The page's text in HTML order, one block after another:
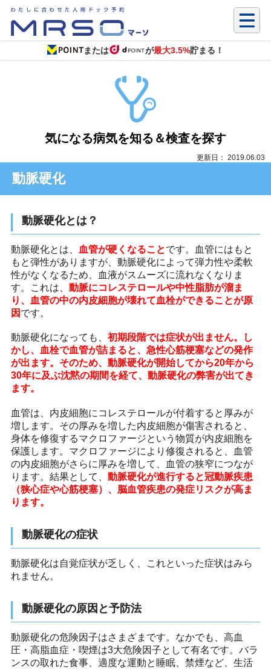
または が最大3.5%貯まる！
気になる病気を知る＆検査を探す
更新日： 2019.06.03
動脈硬化
動脈硬化とは？
動脈硬化とは、 血管が硬くなることです。血管にはもと
もと弾性がありますが、動脈硬化によって弾力性や柔軟
性がなくなるため、血液がスムーズに流れなくなりま
す。これは、 動脈にコレステロールや中性脂肪が溜ま
り、血管の中の内皮細胞が壊れて血栓ができることが原
因 です。
動脈硬化になっても、 初期段階では症状が出ません。し
かし、血栓で血管が詰まると、急性心筋梗塞などの発作
が出ます。そのため、動脈硬化が開始してから20年から
30年に及ぶ沈黙の期間を経て、動脈硬化の弊害が出てき
ます。
血管は、内皮細胞にコレステロールが付着すると厚みが
増します。その厚みを増した内皮細胞が傷害されると、
身体を修復するマクロファージという物質が内皮細胞を
保護します。マクロファージにより修復されると、血管
の内皮細胞がさらに厚みを増して、血管の狭窄につなが
ります。結果として、 動脈硬化が進行すると冠動脈疾患
（狭心症や心筋梗塞）、脳血管疾患の発症リスクが高ま
ります。
動脈硬化の症状
動脈硬化は自覚症状が乏しく、これといった症状はみら
れません。
動脈硬化の原因と予防法
動脈硬化の危険因子はさまざまです。なかでも、高血
圧・高脂血症・喫煙は3大危険因子として有名です。バラ
ンスの取れた食事、適度な運動と睡眠、禁煙など、生活